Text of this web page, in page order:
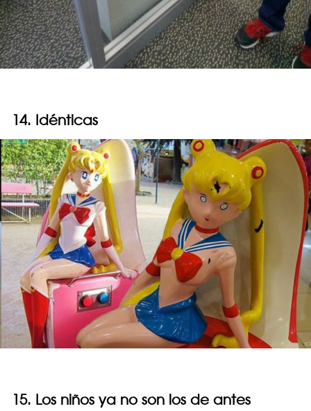
14. Idénticas
15. Los niños ya no son los de antes